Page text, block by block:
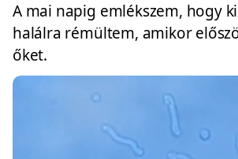
A mai napig emlékszem, hogy
halálra rémültem, amikor
őket.